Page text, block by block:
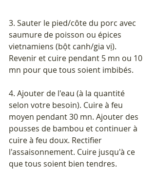
3. Sauter le pied/côte du porc avec
saumure de poisson ou épices
vietnamiens (bột canh/gia vị).
Revenir et cuire pendant 5 mn ou 10
mn pour que tous soient imbibés.
4. Ajouter de l'eau (à la quantité
selon votre besoin). Cuire à feu
moyen pendant 30 mn. Ajouter des
pousses de bambou et continuer à
cuire à feu doux. Rectifier
l'assaisonnement. Cuire jusqu'à ce
que tous soient bien tendres.